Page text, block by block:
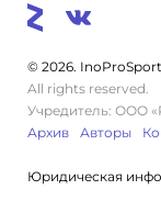
© 2026. InoProSport
All rights reserved.
Учредитель: ООО
Архив
Авторы
Юридическая